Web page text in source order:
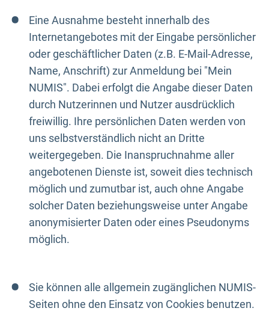
Eine Ausnahme besteht innerhalb des
Internetangebotes mit der Eingabe persönlicher
oder geschäftlicher Daten (z.B. E-Mail-Adresse,
Name, Anschrift) zur Anmeldung bei "Mein
NUMIS". Dabei erfolgt die Angabe dieser Daten
durch Nutzerinnen und Nutzer ausdrücklich
freiwillig. Ihre persönlichen Daten werden von
uns selbstverständlich nicht an Dritte
weitergegeben. Die Inanspruchnahme aller
angebotenen Dienste ist, soweit dies technisch
möglich und zumutbar ist, auch ohne Angabe
solcher Daten beziehungsweise unter Angabe
anonymisierter Daten oder eines Pseudonyms
möglich.
Sie können alle allgemein zugänglichen NUMIS-
Seiten ohne den Einsatz von Cookies benutzen.